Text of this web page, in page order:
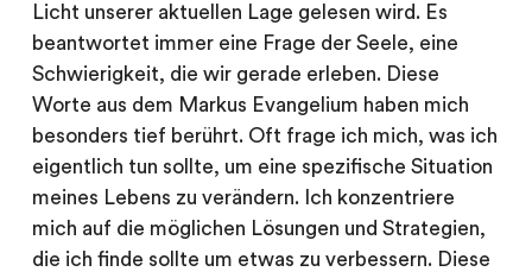
Licht unserer aktuellen Lage gelesen wird. Es
beantwortet immer eine Frage der Seele, eine
Schwierigkeit, die wir gerade erleben. Diese
Worte aus dem Markus Evangelium haben mich
besonders tief berührt. Oft frage ich mich, was ich
eigentlich tun sollte, um eine spezifische Situation
meines Lebens zu verändern. Ich konzentriere
mich auf die möglichen Lösungen und Strategien,
die ich finde sollte um etwas zu verbessern. Diese